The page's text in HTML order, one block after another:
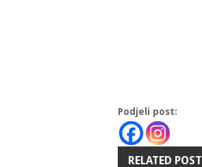
Podjeli post:
RELATED POST